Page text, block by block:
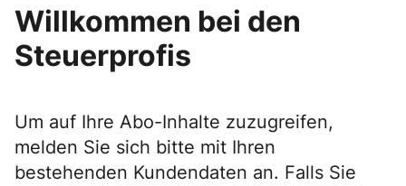
sind
Willkommen bei den
Steuerprofis
Um auf Ihre Abo-Inhalte zuzugreifen,
melden Sie sich bitte mit Ihren
bestehenden Kundendaten an. Falls Sie